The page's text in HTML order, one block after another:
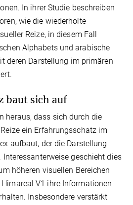
In ihrer Studie beschreiben
wie die wiederholte
Reize, in diesem Fall
Alphabets und arabische
deren Darstellung im primären
baut sich auf
heraus, dass sich durch die
ein Erfahrungsschatz im
aufbaut, der die Darstellung
Interessanterweise geschieht dies
höheren visuellen Bereichen
V1 ihre Informationen
Insbesondere verstärkt